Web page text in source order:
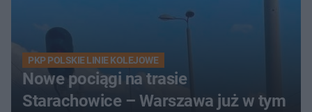
PKP POLSKIE LINIE KOLEJOWE
Nowe pociągi na trasie
Starachowice – Warszawa już w tym